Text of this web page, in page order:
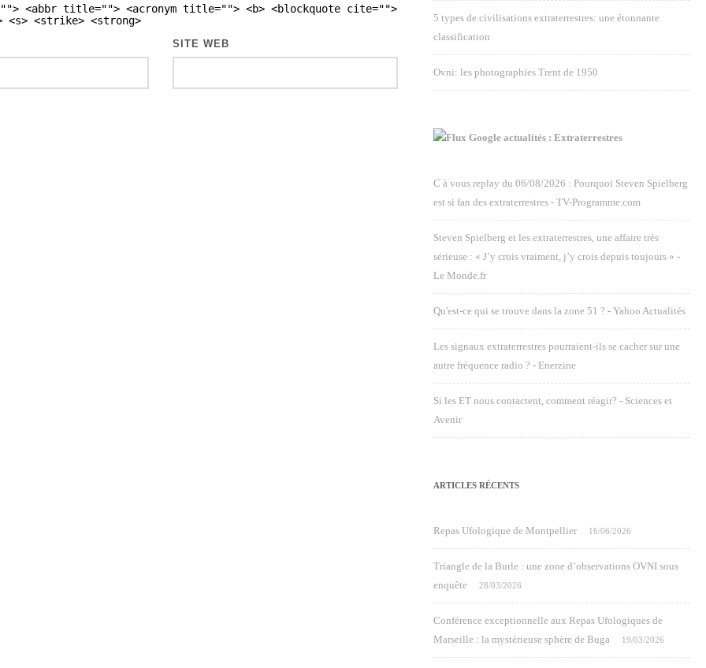
<abbr title=""> <acronym title=""> <b> <blockquote cite="">
<s> <strike> <strong>
SITE WEB
5 types de civilisations extraterrestres: une étonnante
classification
Ovni: les photographies Trent de 1950
Google actualités : Extraterrestres
C à vous replay du 06/08/2026 : Pourquoi Steven Spielberg
est si fan des extraterrestres - TV-Programme.com
Steven Spielberg et les extraterrestres, une affaire très
sérieuse : « J’y crois vraiment, j’y crois depuis toujours » -
Le Monde.fr
Qu'est-ce qui se trouve dans la zone 51 ? - Yahoo Actualités
Les signaux extraterrestres pourraient-ils se cacher sur une
autre fréquence radio ? - Enerzine
Si les ET nous contactent, comment réagir? - Sciences et
Avenir
ARTICLES RÉCENTS
Repas Ufologique de Montpellier 16/06/2026
Triangle de la Burle : une zone d’observations OVNI sous
enquête
28/03/2026
Conférence exceptionnelle aux Repas Ufologiques de
Marseille : la mystérieuse sphère de Buga
19/03/2026